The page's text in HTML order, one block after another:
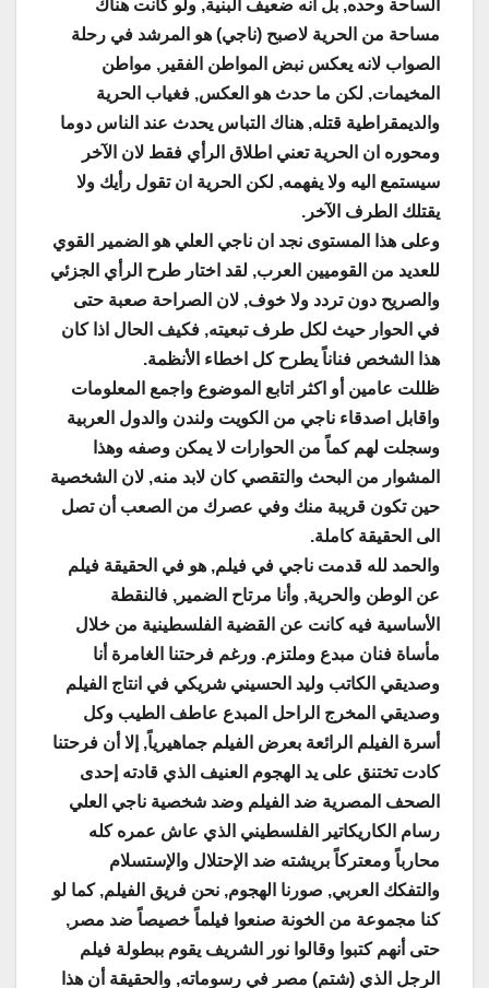
الساحة وحده, بل انه ضعيف البنية, ولو كانت هناك
مساحة من الحرية لاصبح (ناجي) هو المرشد في رحلة
الصواب لانه يعكس نبض المواطن الفقير, مواطن
المخيمات, لكن ما حدث هو العكس, فغياب الحرية
والديمقراطية قتله, هناك التباس يحدث عند الناس دوما
ومحوره ان الحرية تعني اطلاق الرأي فقط لان الآخر
سيستمع اليه ولا يفهمه, لكن الحرية ان تقول رأيك ولا
يقتلك الطرف الآخر .
وعلى هذا المستوى نجد ان ناجي العلي هو الضمير القوي
للعديد من القوميين العرب, لقد اختار طرح الرأي الجزئي
والصريح دون تردد ولا خوف, لان الصراحة صعبة حتى
في الحوار حيث لكل طرف تبعيته, فكيف الحال اذا كان
هذا الشخص فناناً يطرح كل اخطاء الأنظمة.
ظللت عامين أو اكثر اتابع الموضوع واجمع المعلومات
واقابل اصدقاء ناجي من الكويت ولندن والدول العربية
وسجلت لهم كماً من الحوارات لا يمكن وصفه وهذا
المشوار من البحث والتقصي كان لابد منه, لان الشخصية
حين تكون قريبة منك وفي عصرك من الصعب أن تصل
الى الحقيقة كاملة.
والحمد لله قدمت ناجي في فيلم, هو في الحقيقة فيلم
عن الوطن والحرية, وأنا مرتاح الضمير, فالنقطة
الأساسية فيه كانت عن القضية الفلسطينية من خلال
مأساة فنان مبدع وملتزم. ورغم فرحتنا الغامرة أنا
وصديقي الكاتب وليد الحسيني شريكي في انتاج الفيلم
وصديقي المخرج الراحل المبدع عاطف الطيب وكل
أسرة الفيلم الرائعة بعرض الفيلم جماهيرياً, إلا أن فرحتنا
كادت تختنق على يد الهجوم العنيف الذي قادته إحدى
الصحف المصرية ضد الفيلم وضد شخصية ناجي العلي
رسام الكاريكاتير الفلسطيني الذي عاش عمره كله
محارباً ومعتركاً بريشته ضد الإحتلال والإستسلام
والتفكك العربي, صورنا الهجوم, نحن فريق الفيلم, كما لو
كنا مجموعة من الخونة صنعوا فيلماً خصيصاً ضد مصر,
حتى أنهم كتبوا وقالوا نور الشريف يقوم ببطولة فيلم
الرجل الذي (شتم) مصر في رسوماته, والحقيقة أن هذا